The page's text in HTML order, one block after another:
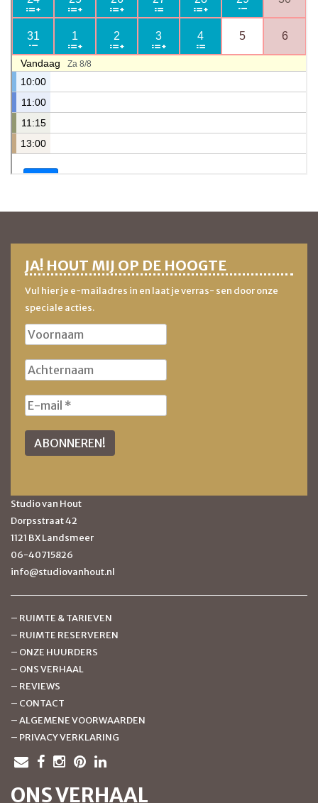
JA! HOUT MIJ OP DE HOOGTE
Vul hier je e-mailadres in en laat je verras- sen door onze
speciale acties.
Studio van Hout
Dorpsstraat 42
1121 BX Landsmeer
06-40715826
info@studiovanhout.nl
– RUIMTE & TARIEVEN
– RUIMTE RESERVEREN
– ONZE HUURDERS
– ONS VERHAAL
– REVIEWS
– CONTACT
–ALGEMENE VOORWAARDEN
– PRIVACY VERKLARING
ONS VERHAAL